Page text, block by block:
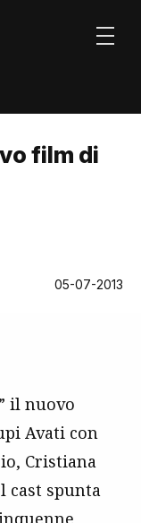
film di
05-07-2013
il nuovo
Avati con
Cristiana
cast spunta